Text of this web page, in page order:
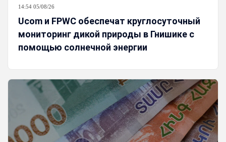
14:54 05/08/26
Ucom и FPWC обеспечат круглосуточный
мониторинг дикой природы в Гнишике с
помощью солнечной энергии